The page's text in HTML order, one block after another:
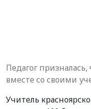
Педагог призналась,
вместе со своими
Учитель